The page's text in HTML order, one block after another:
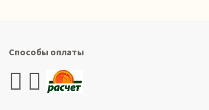
Способы оплаты